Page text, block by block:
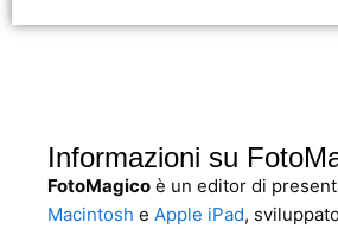
Informazioni su
FotoMagico è un editor di
Macintosh e Apple iPad,